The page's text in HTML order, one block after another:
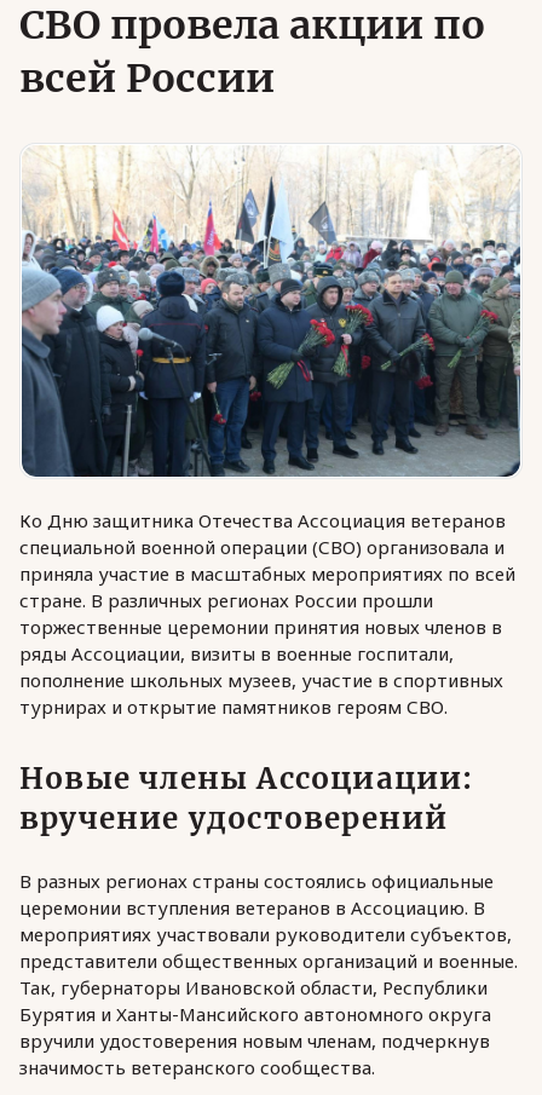
СВО провела акции по
всей России
Ко Дню защитника Отечества Ассоциация ветеранов
специальной военной операции (СВО) организовала и
приняла участие в масштабных мероприятиях по всей
стране. В различных регионах России прошли
торжественные церемонии принятия новых членов в
ряды Ассоциации, визиты в военные госпитали,
пополнение школьных музеев, участие в спортивных
турнирах и открытие памятников героям СВО.
Новые члены Ассоциации:
вручение удостоверений
В разных регионах страны состоялись официальные
церемонии вступления ветеранов в Ассоциацию. В
мероприятиях участвовали руководители субъектов,
представители общественных организаций и военные.
Так, губернаторы Ивановской области, Республики
Бурятия и Ханты-Мансийского автономного округа
вручили удостоверения новым членам, подчеркнув
значимость ветеранского сообщества.
Юридическая помощь
Региональные меры поддержки